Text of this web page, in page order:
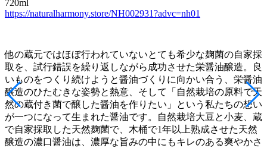
720ml
https://naturalharmony.store/NH002931?advc=nh01
他の蔵元ではほぼ行われていないとても希少な麹菌の自家採
取を、試行錯誤を繰り返しながら成功させた栄醤油醸造。良
いものをつくり続けようと醤油づくりに向かい合う、栄醤油
醸造のひたむきな姿勢と熱意、そして「自然栽培の原料で天
然の蔵付き菌で醸した醤油を作りたい」という私たちの想い
が一つになって生まれた醤油です。自然栽培大豆と小麦、蔵
で自家採取した天然麹菌で、木桶で1年以上熟成させた天然
醸造の濃口醤油は、濃厚な旨みの中にもキレのある爽やかさ